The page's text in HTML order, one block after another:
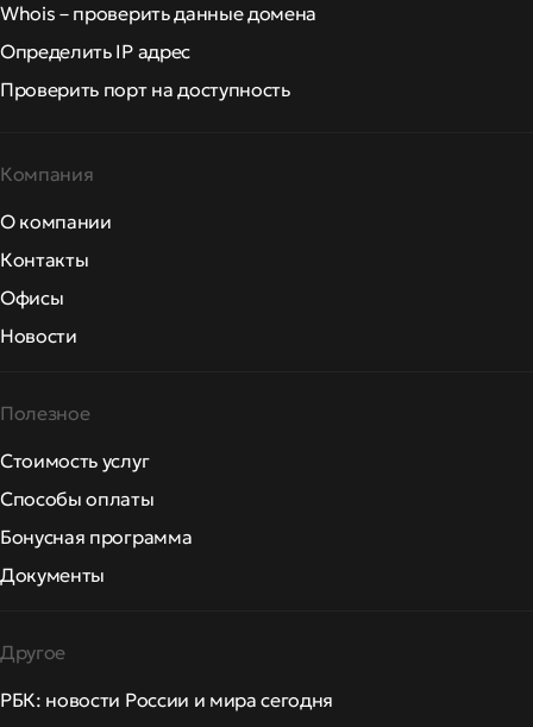
Whois – проверить данные домена
Определить IP адрес
Проверить порт на доступность
Компания
О компании
Контакты
Офисы
Новости
Полезное
Стоимость услуг
Способы оплаты
Бонусная программа
Документы
Другое
РБК: новости России и мира сегодня